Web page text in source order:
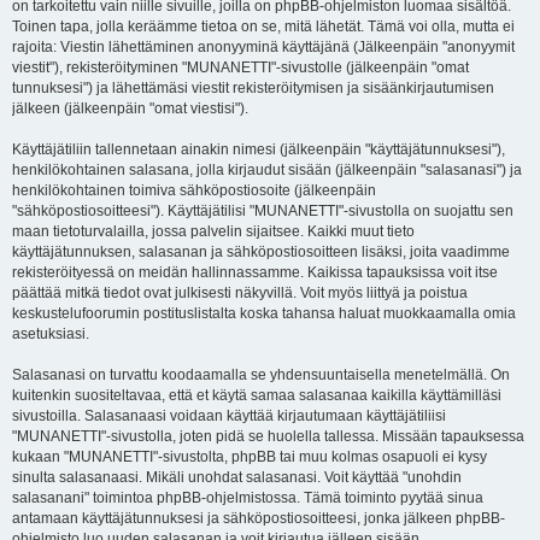
on tarkoitettu vain niille sivuille, joilla on phpBB-ohjelmiston luomaa sisältöä.
Toinen tapa, jolla keräämme tietoa on se, mitä lähetät. Tämä voi olla, mutta ei
rajoita: Viestin lähettäminen anonyyminä käyttäjänä (Jälkeenpäin "anonyymit
viestit"), rekisteröityminen "MUNANETTI"-sivustolle (jälkeenpäin "omat
tunnuksesi") ja lähettämäsi viestit rekisteröitymisen ja sisäänkirjautumisen
jälkeen (jälkeenpäin "omat viestisi").
Käyttäjätiliin tallennetaan ainakin nimesi (jälkeenpäin "käyttäjätunnuksesi"),
henkilökohtainen salasana, jolla kirjaudut sisään (jälkeenpäin "salasanasi") ja
henkilökohtainen toimiva sähköpostiosoite (jälkeenpäin
"sähköpostiosoitteesi"). Käyttäjätilisi "MUNANETTI"-sivustolla on suojattu sen
maan tietoturvalailla, jossa palvelin sijaitsee. Kaikki muut tieto
käyttäjätunnuksen, salasanan ja sähköpostiosoitteen lisäksi, joita vaadimme
rekisteröityessä on meidän hallinnassamme. Kaikissa tapauksissa voit itse
päättää mitkä tiedot ovat julkisesti näkyvillä. Voit myös liittyä ja poistua
keskustelufoorumin postituslistalta koska tahansa haluat muokkaamalla omia
asetuksiasi.
Salasanasi on turvattu koodaamalla se yhdensuuntaisella menetelmällä. On
kuitenkin suositeltavaa, että et käytä samaa salasanaa kaikilla käyttämilläsi
sivustoilla. Salasanaasi voidaan käyttää kirjautumaan käyttäjätiliisi
"MUNANETTI"-sivustolla, joten pidä se huolella tallessa. Missään tapauksessa
kukaan "MUNANETTI"-sivustolta, phpBB tai muu kolmas osapuoli ei kysy
sinulta salasanaasi. Mikäli unohdat salasanasi. Voit käyttää "unohdin
salasanani" toimintoa phpBB-ohjelmistossa. Tämä toiminto pyytää sinua
antamaan käyttäjätunnuksesi ja sähköpostiosoitteesi, jonka jälkeen phpBB-